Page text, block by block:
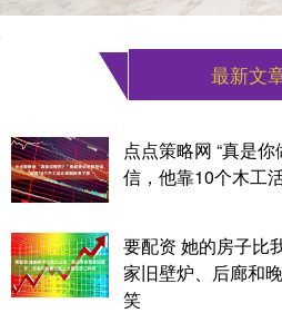
最新文
点点策略网 “真是
信，他靠10个木工
要配资 她的房子比
家旧壁炉、后廊和
笑